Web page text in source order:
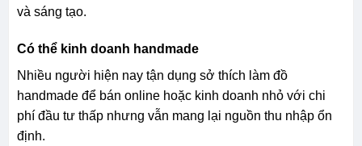
và sáng tạo.
Có thể kinh doanh handmade
Nhiều người hiện nay tận dụng sở thích làm đồ
handmade để bán online hoặc kinh doanh nhỏ với chi
phí đầu tư thấp nhưng vẫn mang lại nguồn thu nhập ổn
định.